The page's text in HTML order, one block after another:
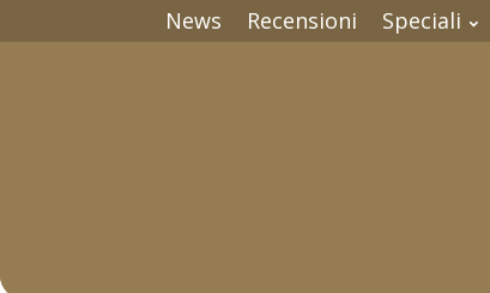
News Recensioni Speciali